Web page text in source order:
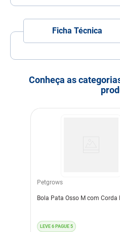
Ficha Técnica
Conheça as
Petgrows
Bola Pata Osso M com Corda
LEVE 6 PAGUE 5